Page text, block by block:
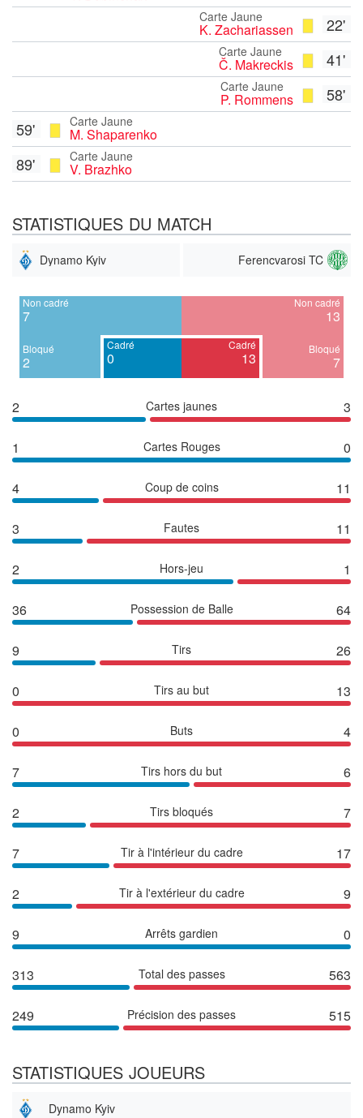
22'
Carte Jaune
K. Zachariassen
41'
Carte Jaune
Č. Makreckis
58'
Carte Jaune
P. Rommens
Carte Jaune
M. Shaparenko
59'
Carte Jaune
V. Brazhko
89'
STATISTIQUES DU MATCH
Dynamo Kyiv Ferencvarosi TC
Non cadré
7
Bloqué
2
Cadré
0
Cadré
13
Non cadré
13
Bloqué
7
2 Cartes jaunes 3
1 Cartes Rouges 0
4 Coup de coins 11
3 Fautes 11
2 Hors-jeu 1
36 Possession de Balle 64
9 Tirs 26
0 Tirs au but 13
0 Buts 4
7 Tirs hors du but 6
2 Tirs bloqués 7
7 Tir à l'intérieur du cadre 17
2 Tir à l'extérieur du cadre 9
9 Arrêts gardien 0
313 Total des passes 563
249 Précision des passes 515
STATISTIQUES JOUEURS
Dynamo Kyiv